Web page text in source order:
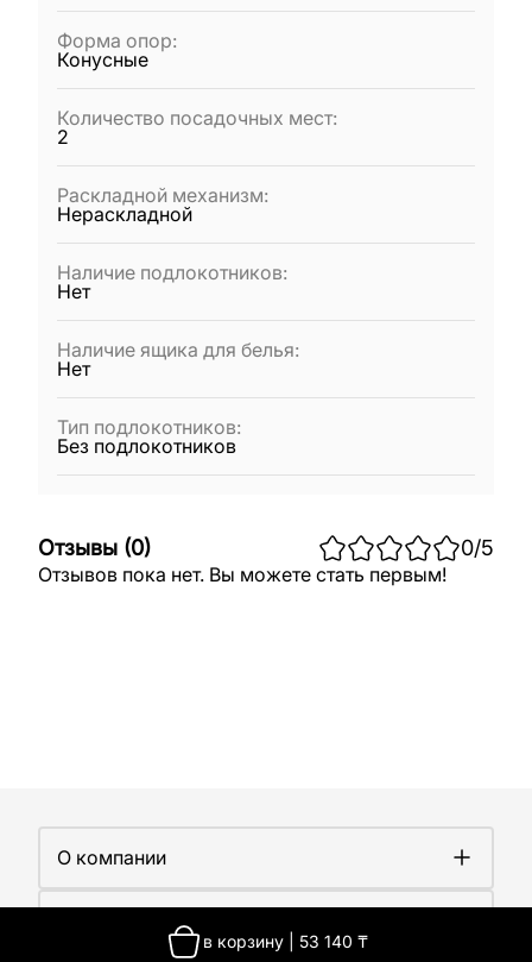
в корзину| 53 140 ₸
Форма опор:
Конусные
Количество посадочных мест:
2
Раскладной механизм:
Нераскладной
Наличие подлокотников:
Нет
Наличие ящика для белья:
Нет
Тип подлокотников:
Без подлокотников
Отзывы (0) 0/5
Отзывов пока нет. Вы можете стать первым!
О компании